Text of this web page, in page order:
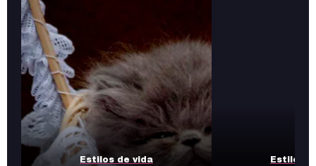
Estilos de vida Estilos